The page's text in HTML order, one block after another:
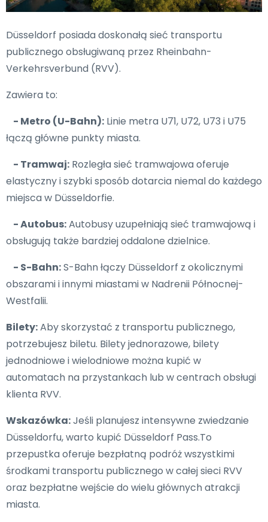
Düsseldorf posiada doskonałą sieć transportu
publicznego obsługiwaną przez Rheinbahn-
Verkehrsverbund (RVV).
Zawiera to:
- Metro (U-Bahn): Linie metra U71, U72, U73 i U75
łączą główne punkty miasta.
- Tramwaj: Rozległa sieć tramwajowa oferuje
elastyczny i szybki sposób dotarcia niemal do każdego
miejsca w Düsseldorfie.
- Autobus:Autobusy uzupełniają sieć tramwajową i
obsługują także bardziej oddalone dzielnice.
- S-Bahn:S-Bahn łączy Düsseldorf z okolicznymi
obszarami i innymi miastami w Nadrenii Północnej-
Westfalii.
Bilety:Aby skorzystać z transportu publicznego,
potrzebujesz biletu. Bilety jednorazowe, bilety
jednodniowe i wielodniowe można kupić w
automatach na przystankach lub w centrach obsługi
klienta RVV.
Wskazówka:Jeśli planujesz intensywne zwiedzanie
Düsseldorfu, warto kupić Düsseldorf Pass.To
przepustka oferuje bezpłatną podróż wszystkimi
środkami transportu publicznego w całej sieci RVV
oraz bezpłatne wejście do wielu głównych atrakcji
miasta.